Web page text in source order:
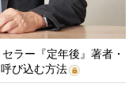
ラー『定年後』著者・
び込む方法